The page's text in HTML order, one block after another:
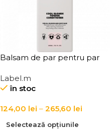
Balsam de par pentru par
Blonde Toning Conditioner
Label.m
în stoc
124,00 lei – 265,60 lei
Selectează opțiunile